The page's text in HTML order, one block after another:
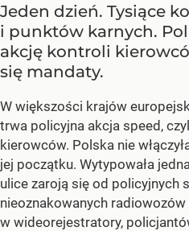
Jeden dzień. Tysiące
i punktów karnych.
akcję kontroli
się mandaty.
W większości krajów
trwa policyjna akcja speed,
kierowców. Polska nie
jej początku. Wytypowała
ulice zaroją się od policyjnych
nieoznakowanych
w wideorejestratory,